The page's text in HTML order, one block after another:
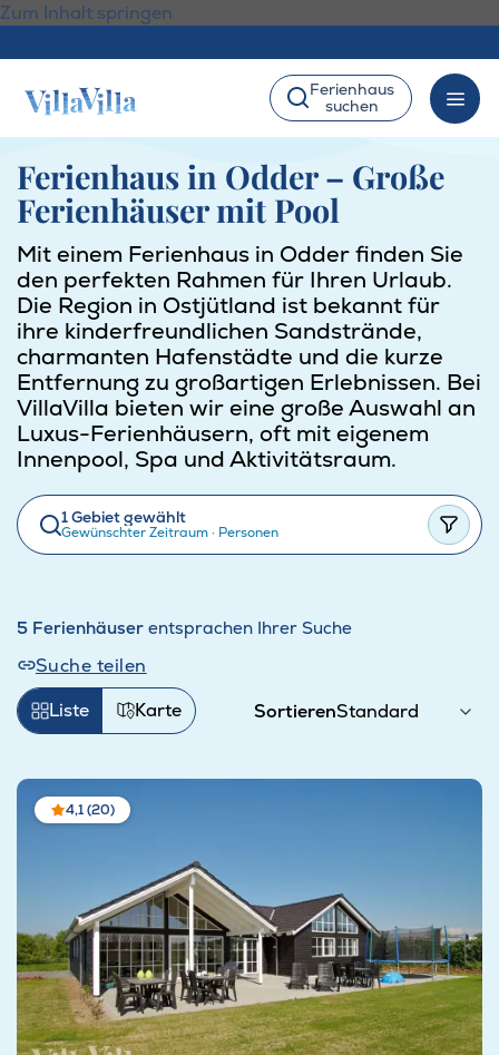
Zum Inhalt springen
Ferienhaus
suchen
Ferienhaus in Odder – Große
Ferienhäuser mit Pool
Mit einem Ferienhaus in Odder finden Sie
den perfekten Rahmen für Ihren Urlaub.
Die Region in Ostjütland ist bekannt für
ihre kinderfreundlichen Sandstrände,
charmanten Hafenstädte und die kurze
Entfernung zu großartigen Erlebnissen. Bei
VillaVilla bieten wir eine große Auswahl an
Luxus-Ferienhäusern, oft mit eigenem
Innenpool, Spa und Aktivitätsraum.
1 Gebiet gewählt
Gewünschter Zeitraum· Personen
5 Ferienhäuser entsprachen Ihrer Suche
Suche teilen
Sortieren
Liste Karte
4,1 (20)